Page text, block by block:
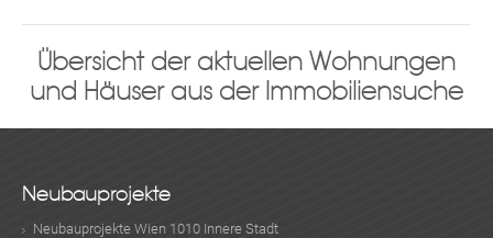
Übersicht der aktuellen Wohnungen
und Häuser aus der Immobiliensuche
Neubauprojekte
Neubauprojekte Wien 1010 Innere Stadt